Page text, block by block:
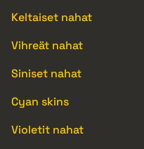
Keltaiset nahat
Vihreät nahat
Siniset nahat
Cyan skins
Violetit nahat